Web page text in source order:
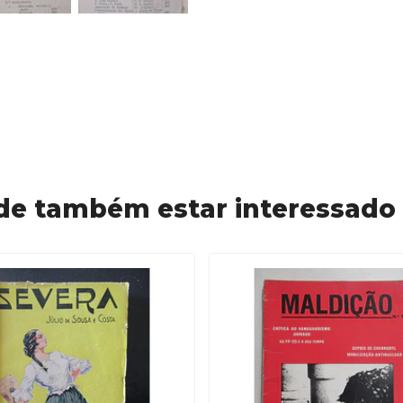
também estar interessado